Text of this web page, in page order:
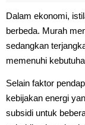
Dalam ekonomi,
berbeda. Murah
sedangkan
memenuhi
Selain faktor
kebijakan energi
subsidi untuk